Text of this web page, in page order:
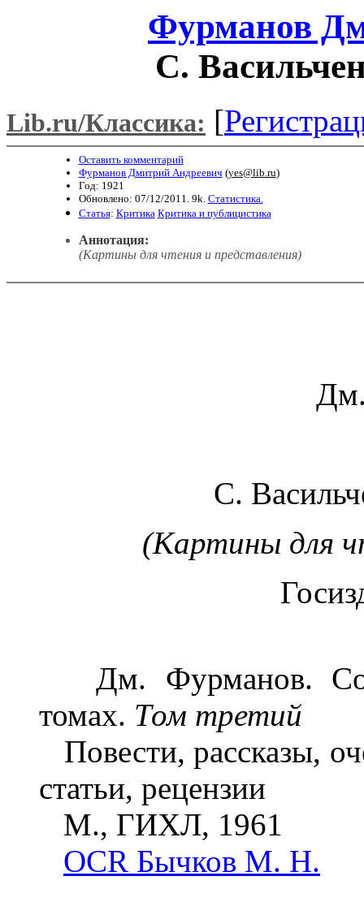
Фурманов
С.
Lib.ru/Классика: [
Оставить комментарий
Фурманов Дмитрий Андреевич (yes@lib.ru)
Год: 1921
Обновлено: 07/12/2011. 9k. Статистика.
Статья: Критика Критика и публицистика
Аннотация:
(Картины для чтения и представления)
С.
(Картины для
Дм. Фурманов.
томах. Том третий
Повести, рассказы,
статьи, рецензии
M., ГИХЛ, 1961
OCR Бычков М. Н.